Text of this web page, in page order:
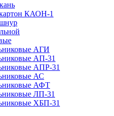
КАОН-1
АГИ
АП-31
АПР-31
АС
АФТ
ЛП-31
ХБП-31